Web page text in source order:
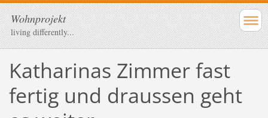
Wohnprojekt
living differently...
Katharinas Zimmer fast
fertig und draussen geht